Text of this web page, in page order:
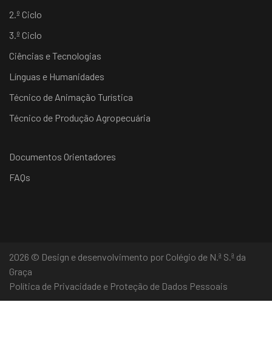
2.º Ciclo
3.º Ciclo
Ciências e Tecnologias
Línguas e Humanidades
Técnico de Animação Turística
Técnico de Produção Agropecuária
Documentos Orientadores
FAQs
2026 © Design e desenvolvimento por Colégio de N.ª S.ª da
Graça
Política de Privacidade e Proteção de Dados Pessoais